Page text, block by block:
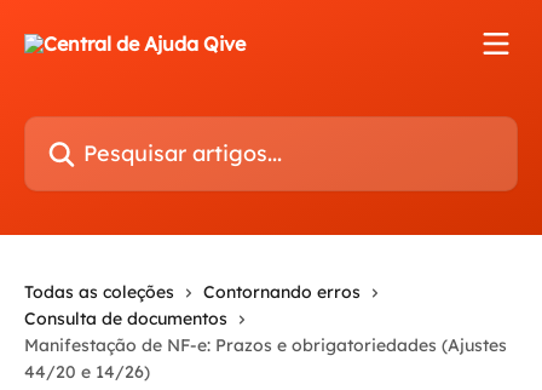
Pesquisar artigos...
Todas as coleções
Contornando erros
Consulta de documentos
Manifestação de NF-e: Prazos e obrigatoriedades (Ajustes
44/20 e 14/26)